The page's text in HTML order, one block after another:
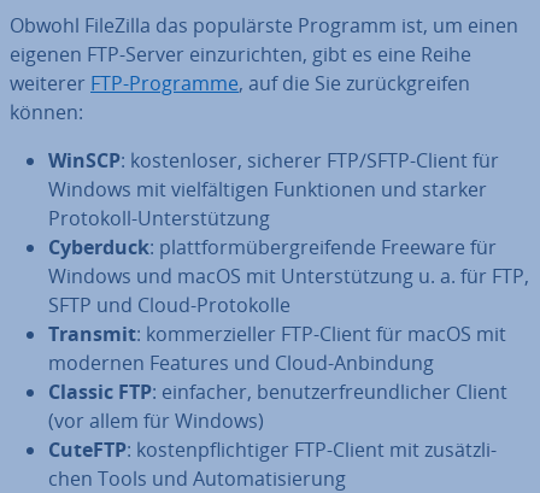
Obwohl FileZilla das po­pu­lärs­te Programm ist, um einen
eigenen FTP-Server ein­zu­rich­ten, gibt es eine Reihe
weiterer FTP-Programme, auf die Sie zu­rück­grei­fen
können:
WinSCP: kos­ten­lo­ser, sicherer FTP/SFTP-Client für
Windows mit viel­fäl­ti­gen Funk­tio­nen und starker
Protokoll-Un­ter­stüt­zung
Cyberduck: platt­form­über­grei­fen­de Freeware für
Windows und macOS mit Un­ter­stüt­zung u. a. für FTP,
SFTP und Cloud-Pro­to­kol­le
Transmit: kom­mer­zi­el­ler FTP-Client für macOS mit
modernen Features und Cloud-Anbindung
Classic FTP: einfacher, be­nut­zer­freund­li­cher Client
(vor allem für Windows)
CuteFTP: kos­ten­pflich­ti­ger FTP-Client mit zu­sätz­li­
chen Tools und Au­to­ma­ti­sie­rung